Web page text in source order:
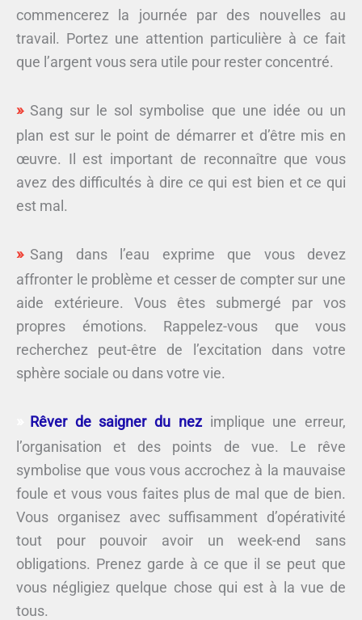
commencerez la journée par des nouvelles au
travail. Portez une attention particulière à ce fait
que l’argent vous sera utile pour rester concentré.
Sang sur le sol symbolise que une idée ou un
plan est sur le point de démarrer et d’être mis en
œuvre. Il est important de reconnaître que vous
avez des difficultés à dire ce qui est bien et ce qui
est mal.
Sang dans l’eau exprime que vous devez
affronter le problème et cesser de compter sur une
aide extérieure. Vous êtes submergé par vos
propres émotions. Rappelez-vous que vous
recherchez peut-être de l’excitation dans votre
sphère sociale ou dans votre vie.
Rêver de saigner du nezimplique une erreur,
l’organisation et des points de vue. Le rêve
symbolise que vous vous accrochez à la mauvaise
foule et vous vous faites plus de mal que de bien.
Vous organisez avec suffisamment d’opérativité
tout pour pouvoir avoir un week-end sans
obligations. Prenez garde à ce que il se peut que
vous négligiez quelque chose qui est à la vue de
tous.